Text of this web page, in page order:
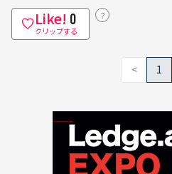
Like! 0
クリップする
？
< 1